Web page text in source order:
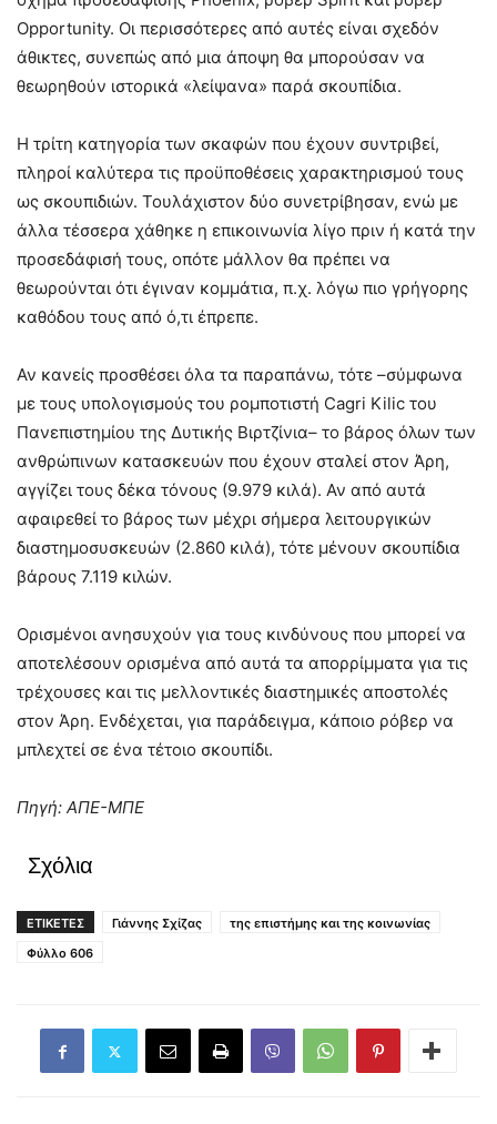
Opportunity. Οι περισσότερες από αυτές είναι σχεδόν
άθικτες, συνεπώς από μια άποψη θα μπορούσαν να
θεωρηθούν ιστορικά «λείψανα» παρά σκουπίδια.
Η τρίτη κατηγορία των σκαφών που έχουν συντριβεί,
πληροί καλύτερα τις προϋποθέσεις χαρακτηρισμού τους
ως σκουπιδιών. Τουλάχιστον δύο συνετρίβησαν, ενώ με
άλλα τέσσερα χάθηκε η επικοινωνία λίγο πριν ή κατά την
προσεδάφισή τους, οπότε μάλλον θα πρέπει να
θεωρούνται ότι έγιναν κομμάτια, π.χ. λόγω πιο γρήγορης
καθόδου τους από ό,τι έπρεπε.
Αν κανείς προσθέσει όλα τα παραπάνω, τότε –σύμφωνα
με τους υπολογισμούς του ρομποτιστή Cagri Kilic του
Πανεπιστημίου της Δυτικής Βιρτζίνια– το βάρος όλων των
ανθρώπινων κατασκευών που έχουν σταλεί στον Άρη,
αγγίζει τους δέκα τόνους (9.979 κιλά). Αν από αυτά
αφαιρεθεί το βάρος των μέχρι σήμερα λειτουργικών
διαστημοσυσκευών (2.860 κιλά), τότε μένουν σκουπίδια
βάρους 7.119 κιλών.
Ορισμένοι ανησυχούν για τους κινδύνους που μπορεί να
αποτελέσουν ορισμένα από αυτά τα απορρίμματα για τις
τρέχουσες και τις μελλοντικές διαστημικές αποστολές
στον Άρη. Ενδέχεται, για παράδειγμα, κάποιο ρόβερ να
μπλεχτεί σε ένα τέτοιο σκουπίδι.
Πηγή: ΑΠΕ-ΜΠΕ
Σχόλια
ΕΤΙΚΕΤΕΣ Γιάννης Σχίζας
της επιστήμης και της κοινωνίας
Φύλλο 606